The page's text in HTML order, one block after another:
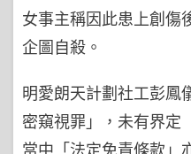
女事主稱因此患上創傷
企圖自殺。
明愛朗天計劃社工彭鳳
密窺視罪」，未有界定
當中「法定免責條款」